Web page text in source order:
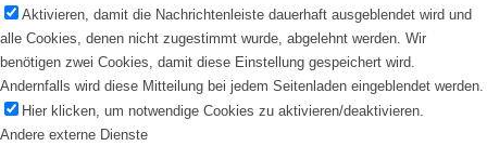
Aktivieren, damit die Nachrichtenleiste dauerhaft ausgeblendet wird und
alle Cookies, denen nicht zugestimmt wurde, abgelehnt werden. Wir
benötigen zwei Cookies, damit diese Einstellung gespeichert wird.
Andernfalls wird diese Mitteilung bei jedem Seitenladen eingeblendet werden.
Hier klicken, um notwendige Cookies zu aktivieren/deaktivieren.
Andere externe Dienste